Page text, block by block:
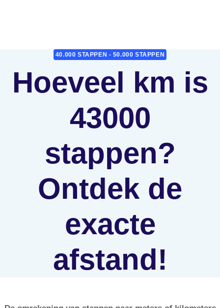
40.000 STAPPEN - 50.000 STAPPEN
Hoeveel km is
43000
stappen?
Ontdek de
exacte
afstand!